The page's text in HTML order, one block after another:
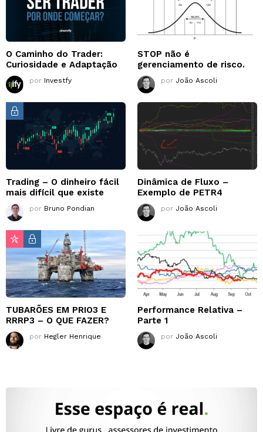
O Caminho do Trader:
Curiosidade e Adaptação
por Investfy
STOP não é
gerenciamento de risco.
por João Ascoli
Trading – O dinheiro fácil
mais difícil que existe
por Bruno Pondian
Dinâmica de Fluxo –
Exemplo de PETR4
por João Ascoli
TUBARÕES EM PRIO3 E
RRRP3 – O QUE FAZER?
por Hegler Henrique
Performance Relativa –
Parte 1
por João Ascoli